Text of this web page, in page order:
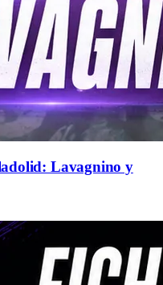
Lavagnino y